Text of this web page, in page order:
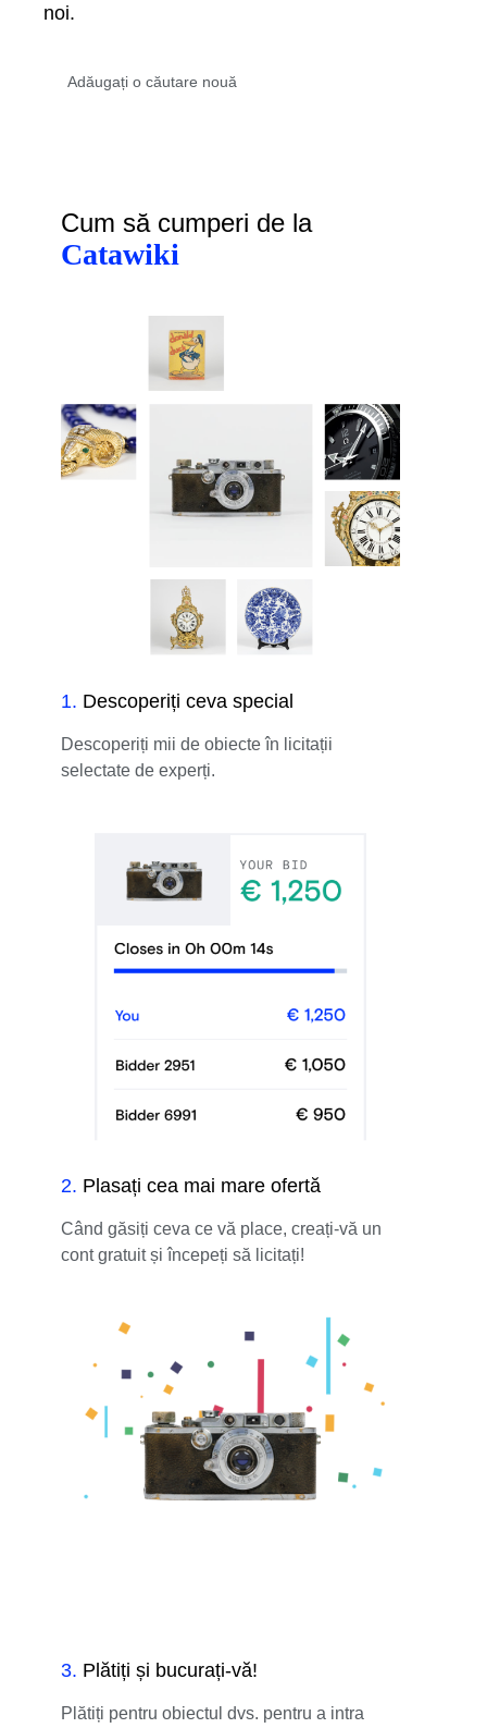
noi.
Cum să cumperi de la
Catawiki
1. Descoperiți ceva special
Descoperiți mii de obiecte în licitații
selectate de experți.
2. Plasați cea mai mare ofertă
Când găsiți ceva ce vă place, creați-vă un
cont gratuit și începeți să licitați!
3. Plătiți și bucurați-vă!
Plătiți pentru obiectul dvs. pentru a intra